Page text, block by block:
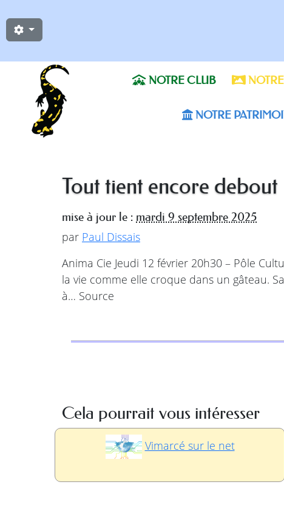
NOTRE CLUB
NOTRE
Tout tient encore debout
mise à jour le : mardi 9 septembre 2025
par Paul Dissais
Anima Cie Jeudi 12 février 20h30 – Pôle
la vie comme elle croque dans un gâteau.
à… Source
Cela pourrait vous intéresser
Vimarcé sur le net